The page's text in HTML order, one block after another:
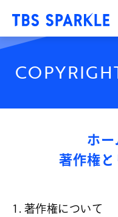
COPYRIGH
ホー
著作権と
1. 著作権について